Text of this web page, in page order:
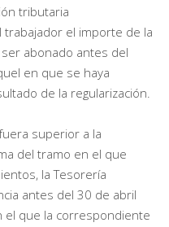
tributaria
el importe de la
abonado antes del
en que se haya
de la regularización.
superior a la
del tramo en el que
la Tesorería
antes del 30 de abril
el que la correspondiente